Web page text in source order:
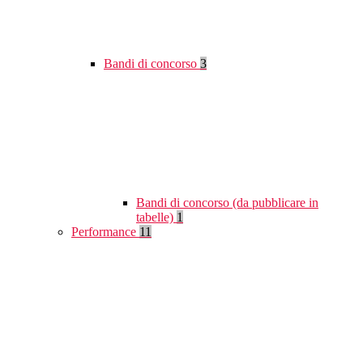
Bandi di concorso 3
Bandi di concorso (da pubblicare in
tabelle) 1
Performance 11